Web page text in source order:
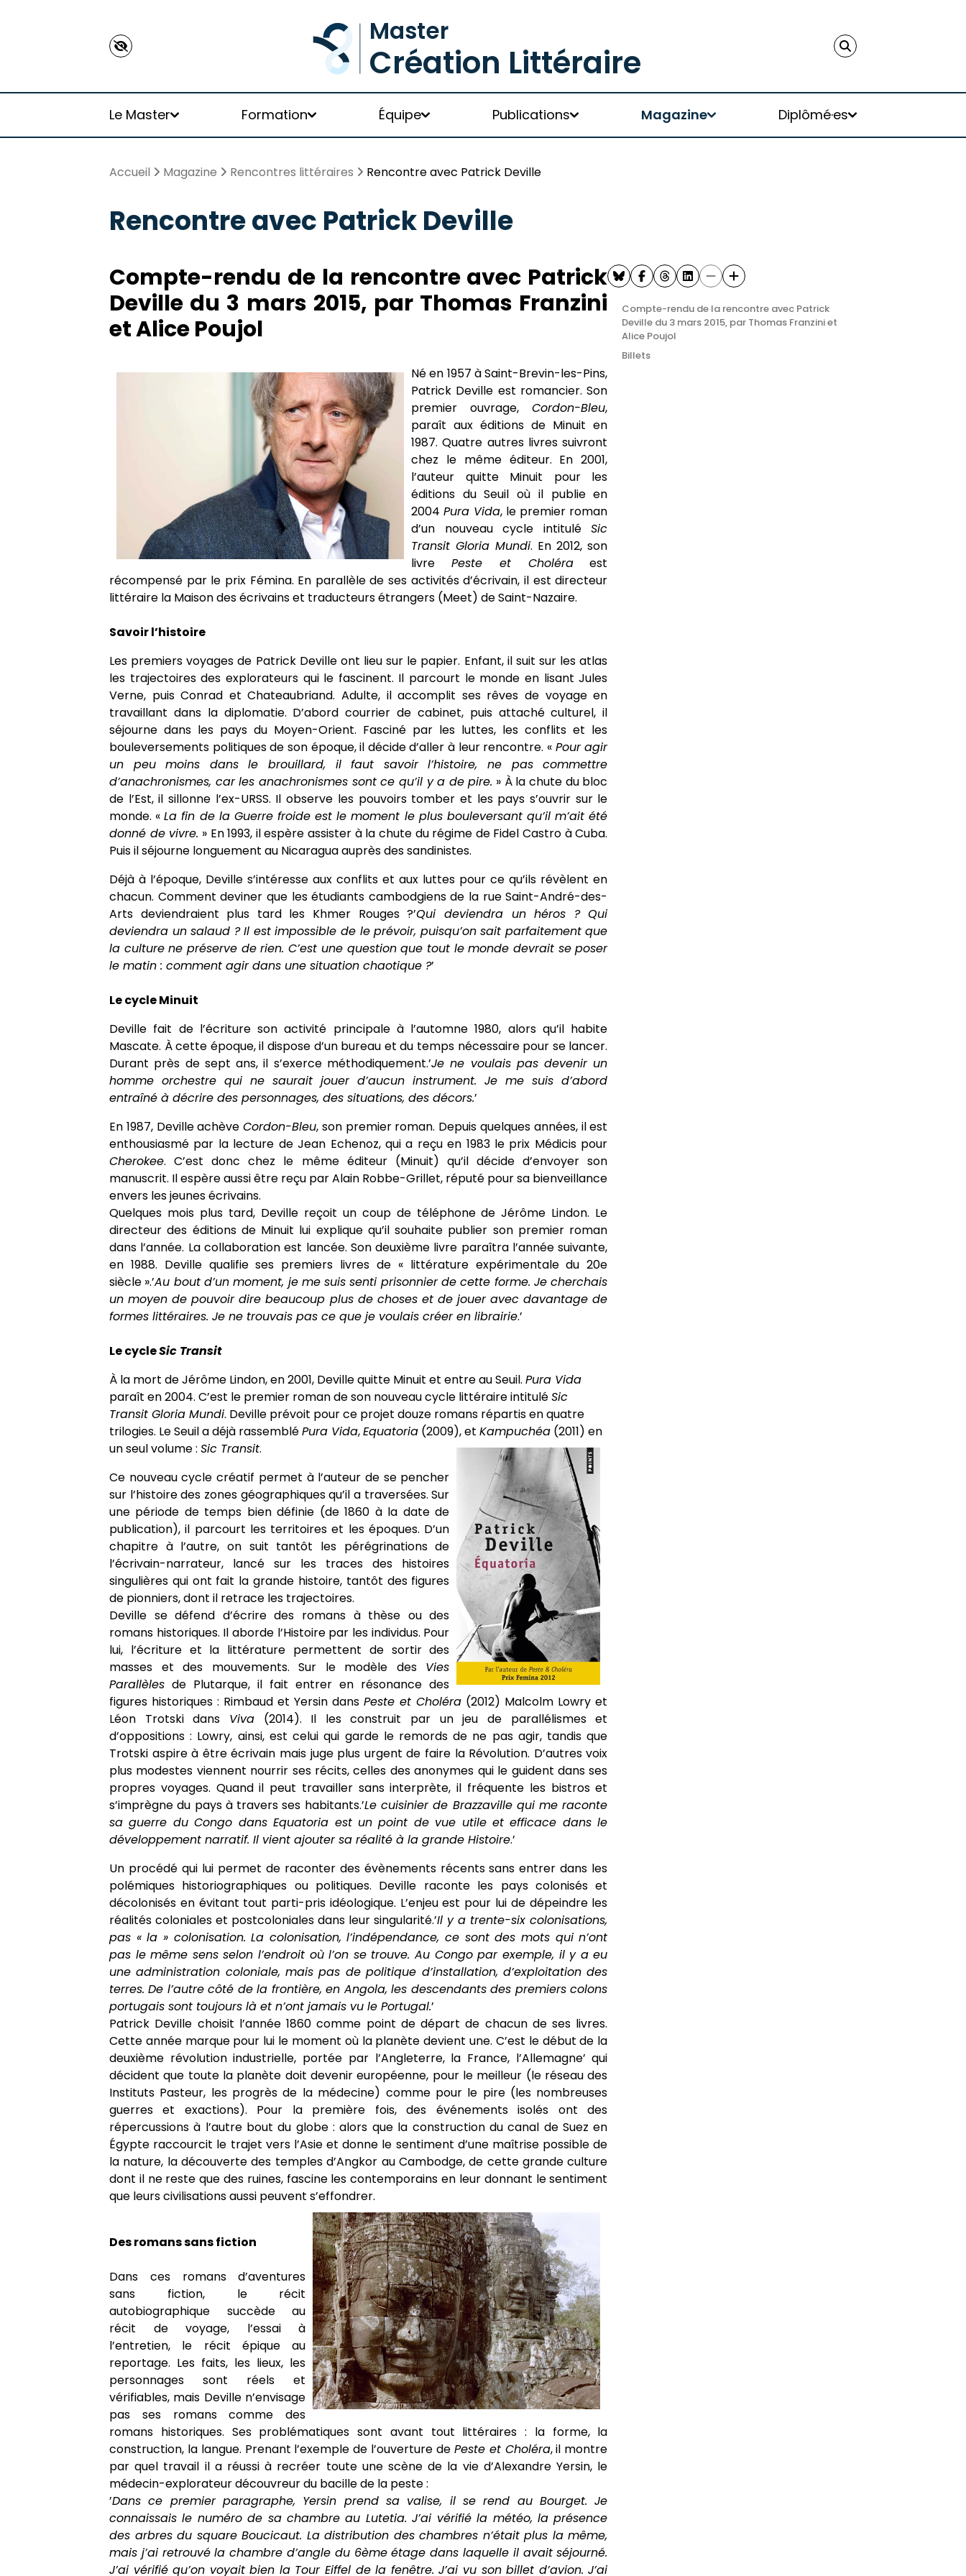
Le Master Formation Équipe Publications Magazine Diplômé·es
Présentation
Juré·es
Admissions
Partenariats
Brochure
Équipe enseignante
Tutorat
Ecrivains en résidence
Emérites
Publications diplômé·es
Radio Brouhaha
Rencontres littéraires
Nos Diplomé.e.s
Accueil Magazine Rencontres littéraires Rencontre avec Patrick Deville
Rencontre avec Patrick Deville
Compte-rendu de la rencontre avec Patrick
Deville du 3 mars 2015, par Thomas Franzini
et Alice Poujol
Né en 1957 à Saint-Brevin-les-Pins,
Patrick Deville est romancier. Son
premier ouvrage,Cordon-Bleu,
paraît aux éditions de Minuit en
1987. Quatre autres livres suivront
chez le même éditeur. En 2001,
l’auteur quitte Minuit pour les
éditions du Seuil où il publie en
2004Pura Vida, le premier roman
d’un nouveau cycle intituléSic
Transit Gloria Mundi. En 2012, son
livre Peste et Choléraest
récompensé par le prix Fémina. En parallèle de ses activités d’écrivain, il est directeur
littéraire la Maison des écrivains et traducteurs étrangers (Meet) de Saint-Nazaire.
Savoir l’histoire
Les premiers voyages de Patrick Deville ont lieu sur le papier. Enfant, il suit sur les atlas
les trajectoires des explorateurs qui le fascinent. Il parcourt le monde en lisant Jules
Verne, puis Conrad et Chateaubriand. Adulte, il accomplit ses rêves de voyage en
travaillant dans la diplomatie. D’abord courrier de cabinet, puis attaché culturel, il
séjourne dans les pays du Moyen-Orient. Fasciné par les luttes, les conflits et les
bouleversements politiques de son époque, il décide d’aller à leur rencontre. « Pour agir
un peu moins dans le brouillard, il faut savoir l’histoire, ne pas commettre
d’anachronismes, car les anachronismes sont ce qu’il y a de pire. » À la chute du bloc
de l’Est, il sillonne l’ex-URSS. Il observe les pouvoirs tomber et les pays s’ouvrir sur le
monde. «La fin de la Guerre froide est le moment le plus bouleversant qu’il m’ait été
donné de vivre. » En 1993, il espère assister à la chute du régime de Fidel Castro à Cuba.
Puis il séjourne longuement au Nicaragua auprès des sandinistes.
Déjà à l’époque, Deville s’intéresse aux conflits et aux luttes pour ce qu’ils révèlent en
chacun. Comment deviner que les étudiants cambodgiens de la rue Saint-André-des-
Arts deviendraient plus tard les Khmer Rouges ?’Qui deviendra un héros ? Qui
deviendra un salaud ? Il est impossible de le prévoir, puisqu’on sait parfaitement que
la culture ne préserve de rien. C’est une question que tout le monde devrait se poser
le matin : comment agir dans une situation chaotique ?’
Le cycle Minuit
Deville fait de l’écriture son activité principale à l’automne 1980, alors qu’il habite
Mascate. À cette époque, il dispose d’un bureau et du temps nécessaire pour se lancer.
Durant près de sept ans, il s’exerce méthodiquement.’Je ne voulais pas devenir un
homme orchestre qui ne saurait jouer d’aucun instrument. Je me suis d’abord
entraîné à décrire des personnages, des situations, des décors.’
En 1987, Deville achèveCordon-Bleu, son premier roman. Depuis quelques années, il est
enthousiasmé par la lecture de Jean Echenoz, qui a reçu en 1983 le prix Médicis pour
Cherokee. C’est donc chez le même éditeur (Minuit) qu’il décide d’envoyer son
manuscrit. Il espère aussi être reçu par Alain Robbe-Grillet, réputé pour sa bienveillance
envers les jeunes écrivains.
Quelques mois plus tard, Deville reçoit un coup de téléphone de Jérôme Lindon. Le
directeur des éditions de Minuit lui explique qu’il souhaite publier son premier roman
dans l’année. La collaboration est lancée. Son deuxième livre paraîtra l’année suivante,
en 1988. Deville qualifie ses premiers livres de « littérature expérimentale du 20e
siècle ».’Au bout d’un moment, je me suis senti prisonnier de cette forme. Je cherchais
un moyen de pouvoir dire beaucoup plus de choses et de jouer avec davantage de
formes littéraires. Je ne trouvais pas ce que je voulais créer en librairie.’
Le cycleSic Transit
À la mort de Jérôme Lindon, en 2001, Deville quitte Minuit et entre au Seuil. Pura Vida
paraît en 2004. C’est le premier roman de son nouveau cycle littéraire intituléSic
Transit Gloria Mundi. Deville prévoit pour ce projet douze romans répartis en quatre
trilogies. Le Seuil a déjà rassembléPura Vida,Equatoria (2009), et Kampuchéa (2011) en
un seul volume : Sic Transit.
Ce nouveau cycle créatif permet à l’auteur de se pencher
sur l’histoire des zones géographiques qu’il a traversées. Sur
une période de temps bien définie (de 1860 à la date de
publication), il parcourt les territoires et les époques. D’un
chapitre à l’autre, on suit tantôt les pérégrinations de
l’écrivain-narrateur, lancé sur les traces des histoires
singulières qui ont fait la grande histoire, tantôt des figures
de pionniers, dont il retrace les trajectoires.
Deville se défend d’écrire des romans à thèse ou des
romans historiques. Il aborde l’Histoire par les individus. Pour
lui, l’écriture et la littérature permettent de sortir des
masses et des mouvements. Sur le modèle des Vies
Parallèles de Plutarque, il fait entrer en résonance des
figures historiques : Rimbaud et Yersin dansPeste et Choléra (2012) Malcolm Lowry et
Léon Trotski dans Viva(2014). Il les construit par un jeu de parallélismes et
d’oppositions : Lowry, ainsi, est celui qui garde le remords de ne pas agir, tandis que
Trotski aspire à être écrivain mais juge plus urgent de faire la Révolution. D’autres voix
plus modestes viennent nourrir ses récits, celles des anonymes qui le guident dans ses
propres voyages. Quand il peut travailler sans interprète, il fréquente les bistros et
s’imprègne du pays à travers ses habitants.’Le cuisinier de Brazzaville qui me raconte
sa guerre du Congo dans Equatoria est un point de vue utile et efficace dans le
développement narratif. Il vient ajouter sa réalité à la grande Histoire.’
Un procédé qui lui permet de raconter des évènements récents sans entrer dans les
polémiques historiographiques ou politiques. Deville raconte les pays colonisés et
décolonisés en évitant tout parti-pris idéologique. L’enjeu est pour lui de dépeindre les
réalités coloniales et postcoloniales dans leur singularité.’Il y a trente-six colonisations,
pas « la » colonisation. La colonisation, l’indépendance, ce sont des mots qui n’ont
pas le même sens selon l’endroit où l’on se trouve. Au Congo par exemple, il y a eu
une administration coloniale, mais pas de politique d’installation, d’exploitation des
terres. De l’autre côté de la frontière, en Angola, les descendants des premiers colons
portugais sont toujours là et n’ont jamais vu le Portugal.’
Patrick Deville choisit l’année 1860 comme point de départ de chacun de ses livres.
Cette année marque pour lui le moment où la planète devient une. C’est le début de la
deuxième révolution industrielle, portée par l’Angleterre, la France, l’Allemagne’ qui
décident que toute la planète doit devenir européenne, pour le meilleur (le réseau des
Instituts Pasteur, les progrès de la médecine) comme pour le pire (les nombreuses
guerres et exactions). Pour la première fois, des événements isolés ont des
répercussions à l’autre bout du globe : alors que la construction du canal de Suez en
Égypte raccourcit le trajet vers l’Asie et donne le sentiment d’une maîtrise possible de
la nature, la découverte des temples d’Angkor au Cambodge, de cette grande culture
dont il ne reste que des ruines, fascine les contemporains en leur donnant le sentiment
que leurs civilisations aussi peuvent s’effondrer.
Des romans sans fiction
Dans ces romans
d’aventures
sans fiction, le récit
autobiographique succède au
récit de voyage, l’essai à
l’entretien, le récit épique au
reportage. Les faits, les lieux, les
personnages sont réels et
vérifiables, mais Deville n’envisage
pas ses romans comme des
romans historiques. Ses problématiques sont avant tout littéraires : la forme, la
construction, la langue. Prenant l’exemple de l’ouverture de Peste et Choléra, il montre
par quel travail il a réussi à recréer toute une scène de la vie d’Alexandre Yersin, le
médecin-explorateur découvreur du bacille de la peste :
’Dans ce premier paragraphe, Yersin prend sa valise, il se rend au Bourget. Je
connaissais le numéro de sa chambre au Lutetia. J’ai vérifié la météo, la présence
des arbres du square Boucicaut. La distribution des chambres n’était plus la même,
mais j’ai retrouvé la chambre d’angle du 6ème étage dans laquelle il avait séjourné.
J’ai vérifié qu’on voyait bien la Tour Eiffel de la fenêtre. J’ai vu son billet d’avion. J’ai
Compte-rendu de la rencontre avec Patrick
Deville du 3 mars 2015, par Thomas Franzini et
Alice Poujol
Billets